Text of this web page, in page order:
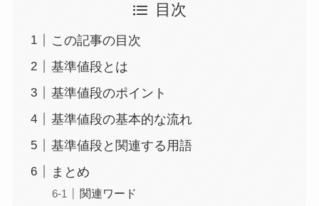
目次
この記事の目次
基準値段とは
基準値段のポイント
基準値段の基本的な流れ
基準値段と関連する用語
まとめ
関連ワード